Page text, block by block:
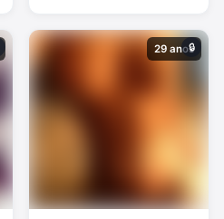
29 anos
🔒